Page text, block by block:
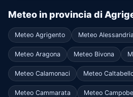
Meteo in provincia di
Meteo Agrigento Meteo
Meteo Aragona Meteo Bivona
Meteo Calamonaci Meteo
Meteo Cammarata Meteo